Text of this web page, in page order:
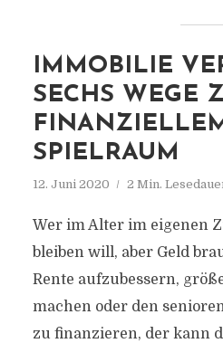
IMMOBILIE
SECHS WEGE
SPIELRAUM
12. Juni 2020 2 Min.
Wer im Alter im eigenen
bleiben will, aber Geld
Rente aufzubessern,
machen oder den
zu finanzieren, der kann